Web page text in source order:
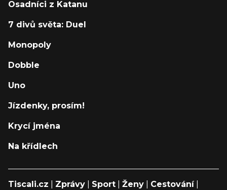
Osadníci z Katanu
7 divů světa: Duel
Monopoly
Dobble
Uno
Jízdenky, prosím!
Krycí jména
Na křídlech
Tiscali.cz Zprávy Sport Ženy Cestování|